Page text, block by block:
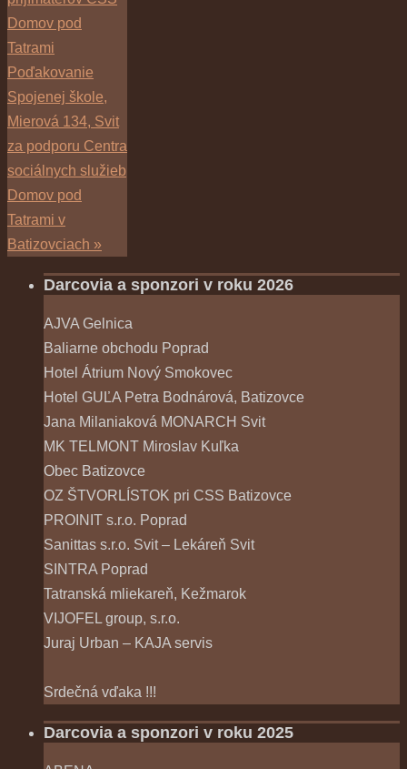
Domov pod
Tatrami
Poďakovanie
Spojenej škole,
Mierová 134, Svit
za podporu Centra
sociálnych služieb
Domov pod
Tatrami v
Batizovciach »
Darcovia a sponzori v roku 2026
AJVA Gelnica
Baliarne obchodu Poprad
Hotel Átrium Nový Smokovec
Hotel GUĽA Petra Bodnárová, Batizovce
Jana Milaniaková MONARCH Svit
MK TELMONT Miroslav Kuľka
Obec Batizovce
OZ ŠTVORLÍSTOK pri CSS Batizovce
PROINIT s.r.o. Poprad
Sanittas s.r.o. Svit – Lekáreň Svit
SINTRA Poprad
Tatranská mliekareň, Kežmarok
VIJOFEL group, s.r.o.
Juraj Urban – KAJA servis
Srdečná vďaka !!!
Darcovia a sponzori v roku 2025